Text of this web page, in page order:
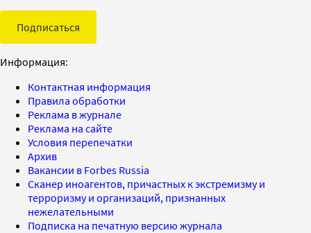
Подписаться
Информация:
Контактная информация
Правила обработки
Реклама в журнале
Реклама на сайте
Условия перепечатки
Архив
Вакансии в Forbes Russia
Сканер иноагентов, причастных к экстремизму и
терроризму и организаций, признанных
нежелательными
Подписка на печатную версию журнала